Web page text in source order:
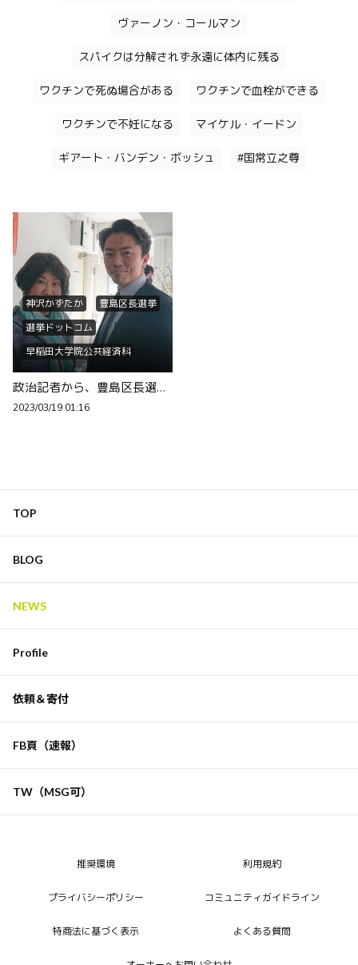
ヴァーノン・コールマン
スパイクは分解されず永遠に体内に残る
ワクチンで死ぬ場合がある ワクチンで血栓ができる
ワクチンで不妊になる マイケル・イードン
ギアート・バンデン・ボッシュ #国常立之尊
神沢かずたか
豊島区長選挙
選挙ドットコム
早稲田大学院公共経済科
地元の仲間からの擁立です
自民党議員の学生秘書経験...
政治記者から、豊島区長選に挑戦します。元朝日新聞、好感度ナンバーワン、神澤和敬氏41歳！
2023/03/19 01:16
TOP
BLOG
NEWS
Profile
依頼＆寄付
FB頁（速報）
TW（MSG可）
推奨環境 利用規約
プライバシーポリシー コミュニティガイドライン
特商法に基づく表示 よくある質問